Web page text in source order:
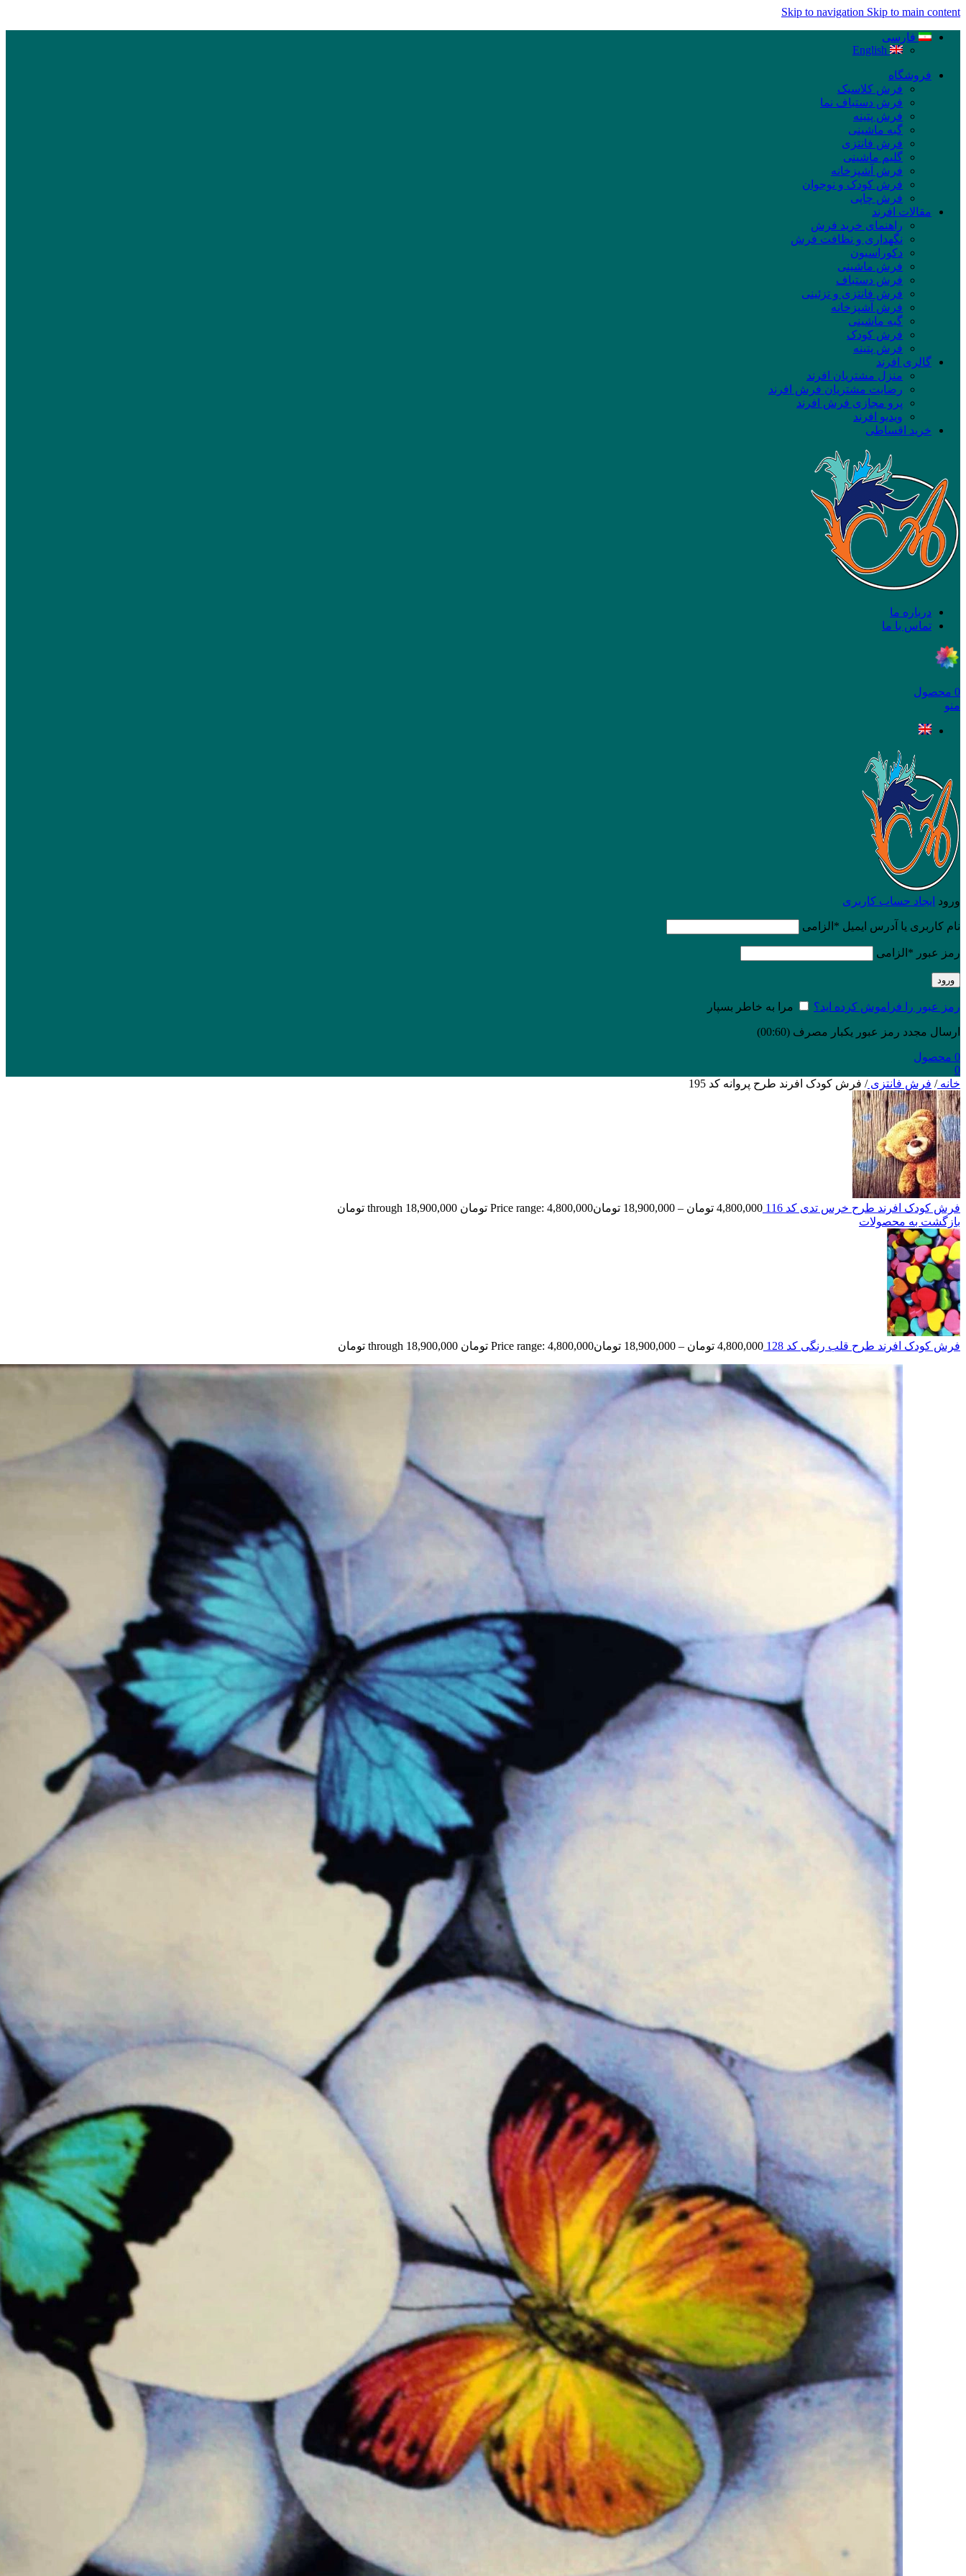
Skip to navigation Skip to main content
فارسی
English
فروشگاه
فرش کلاسیک
فرش دستباف نما
فرش پتینه
گبه ماشینی
فرش فانتزی
گلیم ماشینی
فرش آشپزخانه
فرش کودک و نوجوان
فرش چاپی
مقالات افرند
راهنمای خرید فرش
نگهداری و نظافت فرش
دکوراسیون
فرش ماشینی
فرش دستباف
فرش فانتزی و تزئینی
فرش آشپزخانه
گبه ماشینی
فرش کودک
فرش پتینه
گالری افرند
منزل مشتریان افرند
رضایت مشتریان فرش افرند
پرو مجازی فرش افرند
ویدیو افرند
خرید اقساطی
درباره ما
تماس با ما
0 محصول
منو
ورود ایجاد حساب کاربری
نام کاربری یا آدرس ایمیل * الزامی
رمز عبور * الزامی
ورود
رمز عبور را فراموش کرده اید؟ مرا به خاطر بسپار
ارسال مجدد رمز عبور یکبار مصرف (00:
60
)
0 محصول
0
خانه/ فرش فانتزی/ فرش کودک افرند طرح پروانه کد 195
فرش کودک افرند طرح خرس تدی کد 116 4,800,000 تومان –
18,900,000 تومانPrice range: 4,800,000 تومان through 18,900,000 تومان
بازگشت به محصولات
فرش کودک افرند طرح قلب رنگی کد 128 4,800,000 تومان –
18,900,000 تومانPrice range: 4,800,000 تومان through 18,900,000 تومان